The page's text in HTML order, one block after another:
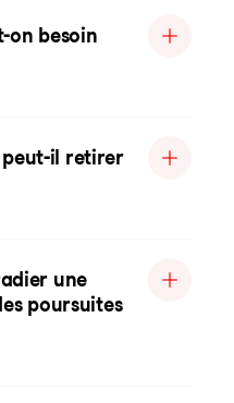
on besoin
il retirer
une
poursuites